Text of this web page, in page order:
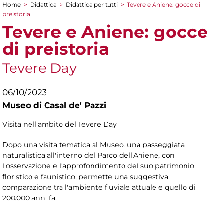
Tu sei qui
Home > Didattica > Didattica per tutti > Tevere e Aniene: gocce di
preistoria
Tevere e Aniene: gocce
di preistoria
Tevere Day
06/10/2023
Museo di Casal de' Pazzi
Visita nell'ambito del Tevere Day
Dopo una visita tematica al Museo, una passeggiata
naturalistica all'interno del Parco dell'Aniene, con
l'osservazione e l’approfondimento del suo patrimonio
floristico e faunistico, permette una suggestiva
comparazione tra l'ambiente fluviale attuale e quello di
200.000 anni fa.